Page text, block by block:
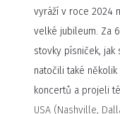
vyráží v roce 2024
velké jubileum. Za
stovky písniček, jak
natočili také
koncertů a projeli
USA (Nashville,